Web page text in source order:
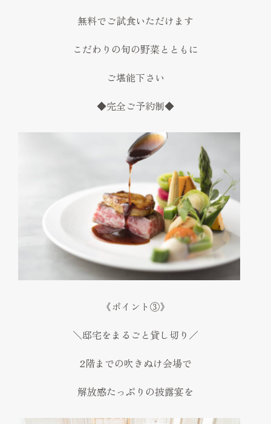
無料でご試食いただけます
こだわりの旬の野菜とともに
ご堪能下さい
◆完全ご予約制◆
《ポイント③》
＼邸宅をまるごと貸し切り／
2階までの吹きぬけ会場で
解放感たっぷりの披露宴を